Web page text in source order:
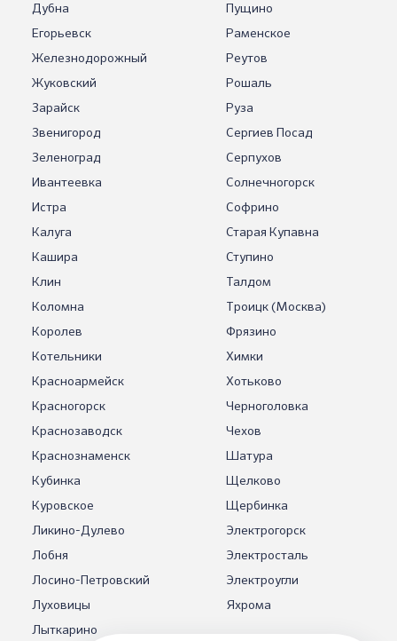
Дубна
Егорьевск
Железнодорожный
Жуковский
Зарайск
Звенигород
Зеленоград
Ивантеевка
Истра
Калуга
Кашира
Клин
Коломна
Королев
Котельники
Красноармейск
Красногорск
Краснозаводск
Краснознаменск
Кубинка
Куровское
Ликино-Дулево
Лобня
Лосино-Петровский
Луховицы
Лыткарино
Пущино
Раменское
Реутов
Рошаль
Руза
Сергиев Посад
Серпухов
Солнечногорск
Софрино
Старая Купавна
Ступино
Талдом
Троицк (Москва)
Фрязино
Химки
Хотьково
Черноголовка
Чехов
Шатура
Щелково
Щербинка
Электрогорск
Электросталь
Электроугли
Яхрома